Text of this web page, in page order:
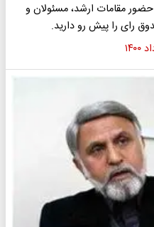
مقامات ارشد، مسئولان و
رای را پیش رو دارید.